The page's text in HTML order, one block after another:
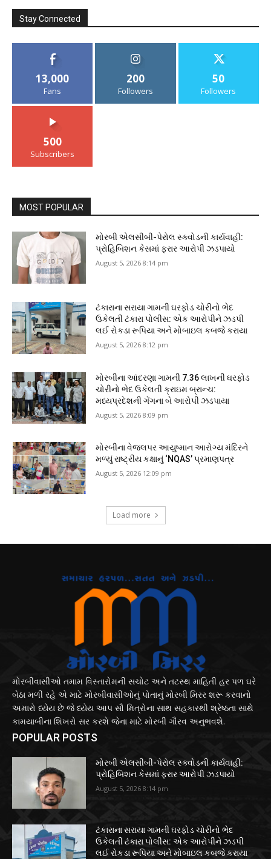
Stay Connected
13,000
Fans
200
Followers
50
Followers
500
Subscribers
MOST POPULAR
મોરબી એલસીબી-પેરોલ સ્ક્વોડની કાર્યવાહી:
પ્રોહિબિશન કેસમાં ફરાર આરોપી ઝડપાયો
August 5, 2026 8:14 pm
ટંકારાના સરાયા ગામની ઘરફોડ ચોરીનો ભેદ
ઉકેલતી ટંકારા પોલીસ: એક આરોપીને ઝડપી
લઈ રોકડા રૂપિયા અને મોબાઇલ કબજે કરાયા
August 5, 2026 8:12 pm
મોરબીના આંદરણા ગામની ₹7.36 લાખની ઘરફોડ
ચોરીનો ભેદ ઉકેલતી ક્રાઇમ બ્રાન્ચ:
મધ્યપ્રદેશની ગેંગના બે આરોપી ઝડપાયા
August 5, 2026 8:09 pm
મોરબીના વેજલપર આયુષ્માન આરોગ્ય મંદિરને
મળ્યું રાષ્ટ્રીય કક્ષાનું ‘NQAS’ પ્રમાણપત્ર
August 5, 2026 12:09 pm
Load more
મોરબીવાસીઓ તમામ વિસ્તારોમની સચોટ અને તટસ્થ માહિતી હર પળ ઘરે
બેઠા મળી રહે એ માટે મોરબીવાસીઓનું પોતાનું મોરબી મિરર શરૂ કરવાનો
અમારો ધ્યેય છે જે ધ્યેય આપ સૌ મિત્રોના સાથ સહકારથી શ્રેષ્ઠતા સાથે
કામયાબીના શિખરો સર કરશે જેના માટે મોરબી ગૌરવ અનુભવશે.
POPULAR POSTS
મોરબી એલસીબી-પેરોલ સ્ક્વોડની કાર્યવાહી:
પ્રોહિબિશન કેસમાં ફરાર આરોપી ઝડપાયો
August 5, 2026 8:14 pm
ટંકારાના સરાયા ગામની ઘરફોડ ચોરીનો ભેદ
ઉકેલતી ટંકારા પોલીસ: એક આરોપીને ઝડપી
લઈ રોકડા રૂપિયા અને મોબાઇલ કબજે કરાયા